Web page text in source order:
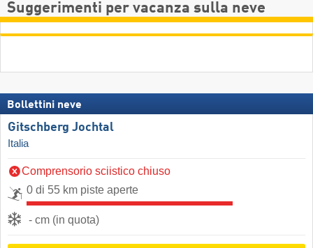
Suggerimenti per vacanza sulla neve
Bollettini neve
Gitschberg Jochtal
Italia
Comprensorio sciistico chiuso
0 di 55 km piste aperte
- cm (in quota)